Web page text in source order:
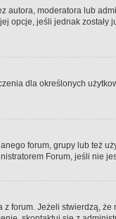
autora, moderatora lub
opcje, jeśli jednak
dla określonych
forum, grupy lub też
Forum, jeśli nie
forum. Jeżeli stwierdzą,